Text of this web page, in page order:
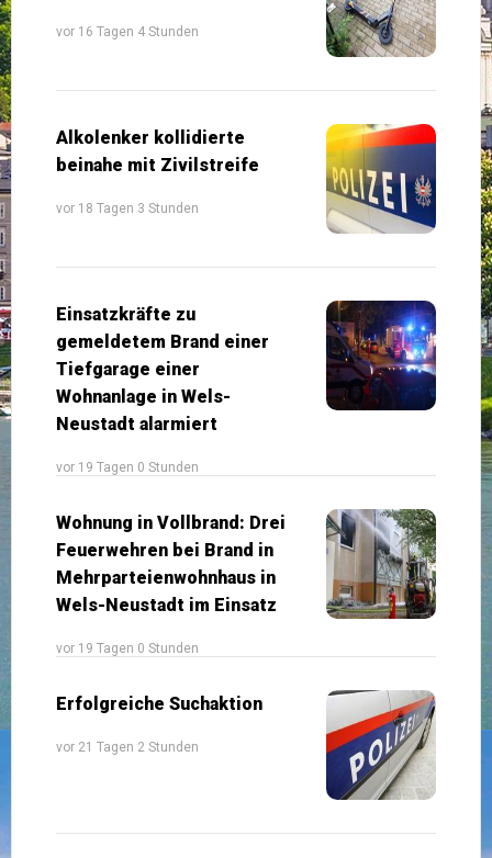
vor 16 Tagen 4 Stunden
Alkolenker kollidierte
beinahe mit Zivilstreife
vor 18 Tagen 3 Stunden
Einsatzkräfte zu
gemeldetem Brand einer
Tiefgarage einer
Wohnanlage in Wels-
Neustadt alarmiert
vor 19 Tagen 0 Stunden
Wohnung in Vollbrand: Drei
Feuerwehren bei Brand in
Mehrparteienwohnhaus in
Wels-Neustadt im Einsatz
vor 19 Tagen 0 Stunden
Erfolgreiche Suchaktion
vor 21 Tagen 2 Stunden